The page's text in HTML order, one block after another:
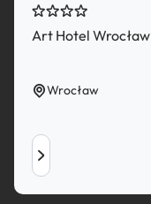
Art Hotel Wrocław
Wrocław